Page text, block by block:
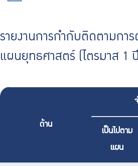
รายงานการกำกับติดตามการ
แผนยุทธศาสตร์ (ไตรมาส 1
ด้าน
เป็นไปตาม
แผน